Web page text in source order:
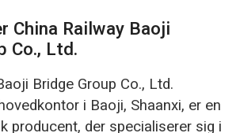
China Railway Baoji
Co., Ltd.
Bridge Group Co., Ltd.
i Baoji, Shaanxi, er en
producent, der specialiserer sig i